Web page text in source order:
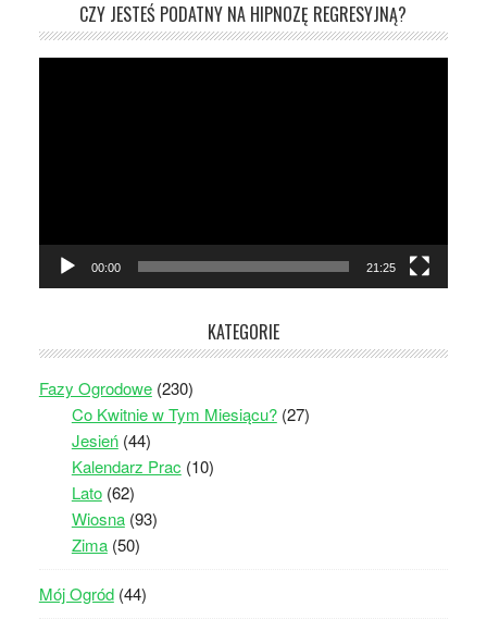
CZY JESTEŚ PODATNY NA HIPNOZĘ REGRESYJNĄ?
00:00 21:25
KATEGORIE
Fazy Ogrodowe(230)
Co Kwitnie w Tym Miesiącu?(27)
Jesień(44)
Kalendarz Prac (10)
Lato(62)
Wiosna(93)
Zima(50)
Mój Ogród(44)